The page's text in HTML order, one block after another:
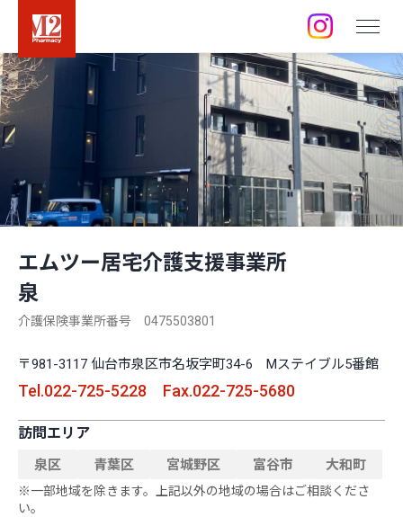
店舗 / 事業所
採用情報
訪問空き状況
エムツー居宅介護支援事業所
泉
介護保険事業所番号 0475503801
〒981-3117 仙台市泉区市名坂字町34-6 Mステイブル5番館
Tel.022-725-5228 Fax.022-725-5680
訪問エリア
泉区 青葉区 宮城野区 富谷市 大和町
※一部地域を除きます。上記以外の地域の場合はご相談くださ
い。